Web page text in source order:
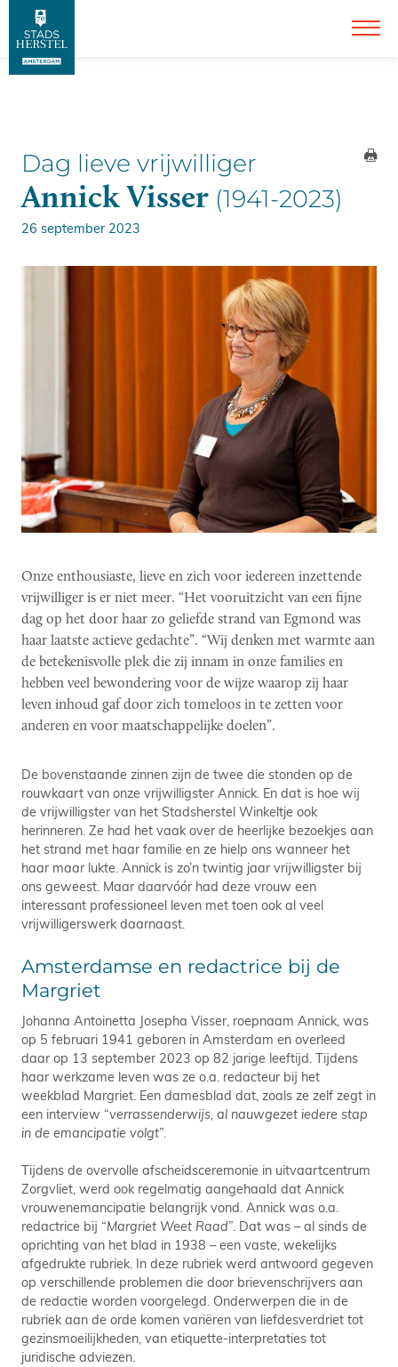
Dag lieve vrijwilliger
Annick Visser (1941-2023)
26 september 2023
Onze enthousiaste, lieve en zich voor iedereen inzettende
vrijwilliger is er niet meer. “Het vooruitzicht van een fijne
dag op het door haar zo geliefde strand van Egmond was
haar laatste actieve gedachte”. “Wij denken met warmte aan
de betekenisvolle plek die zij innam in onze families en
hebben veel bewondering voor de wijze waarop zij haar
leven inhoud gaf door zich tomeloos in te zetten voor
anderen en voor maatschappelijke doelen”.
De bovenstaande zinnen zijn de twee die stonden op de
rouwkaart van onze vrijwilligster Annick. En dat is hoe wij
de vrijwilligster van het Stadsherstel Winkeltje ook
herinneren. Ze had het vaak over de heerlijke bezoekjes aan
het strand met haar familie en ze hielp ons wanneer het
haar maar lukte. Annick is zo’n twintig jaar vrijwilligster bij
ons geweest. Maar daarvóór had deze vrouw een
interessant professioneel leven met toen ook al veel
vrijwilligerswerk daarnaast.
Amsterdamse en redactrice bij de
Margriet
Johanna Antoinetta Josepha Visser, roepnaam Annick, was
op 5 februari 1941 geboren in Amsterdam en overleed
daar op 13 september 2023 op 82 jarige leeftijd. Tijdens
haar werkzame leven was ze o.a. redacteur bij het
weekblad Margriet. Een damesblad dat, zoals ze zelf zegt in
een interview “verrassenderwijs, al nauwgezet iedere stap
in de emancipatie volgt”.
Tijdens de overvolle afscheidsceremonie in uitvaartcentrum
Zorgvliet, werd ook regelmatig aangehaald dat Annick
vrouwenemancipatie belangrijk vond. Annick was o.a.
redactrice bij “Margriet Weet Raad”. Dat was – al sinds de
oprichting van het blad in 1938 – een vaste, wekelijks
afgedrukte rubriek. In deze rubriek werd antwoord gegeven
op verschillende problemen die door brievenschrijvers aan
de redactie worden voorgelegd. Onderwerpen die in de
rubriek aan de orde komen variëren van liefdesverdriet tot
gezinsmoeilijkheden, van etiquette-interpretaties tot
juridische adviezen.